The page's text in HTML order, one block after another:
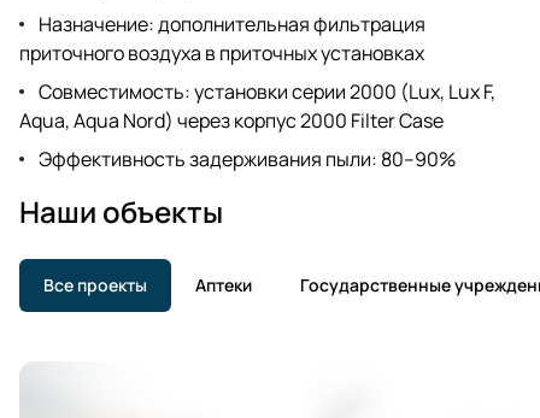
Назначение: дополнительная фильтрация
приточного воздуха в приточных установках
Совместимость: установки серии 2000 (Lux, Lux F,
Aqua, Aqua Nord) через корпус 2000 Filter Case
Эффективность задерживания пыли: 80–90%
Наши объекты
Все проекты Аптеки Государственные